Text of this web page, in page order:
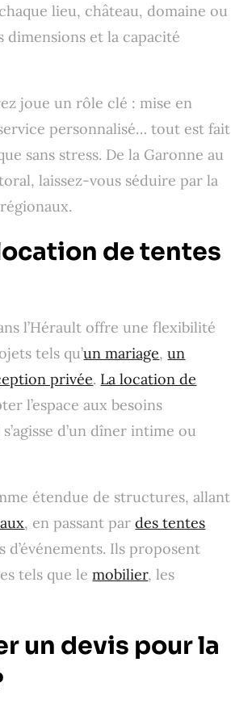
lieu, château, domaine ou
et la capacité
joue un rôle clé : mise en
personnalisé… tout est fait
sans stress. De la Garonne au
laissez-vous séduire par la
de tentes
l’Hérault offre une flexibilité
tels qu’un mariage,un
privée. La location de
l’espace aux besoins
d’un dîner intime ou
étendue de structures, allant
, en passant pardes tentes
d’événements. Ils proposent
tels que lemobilier, les
un devis pour la